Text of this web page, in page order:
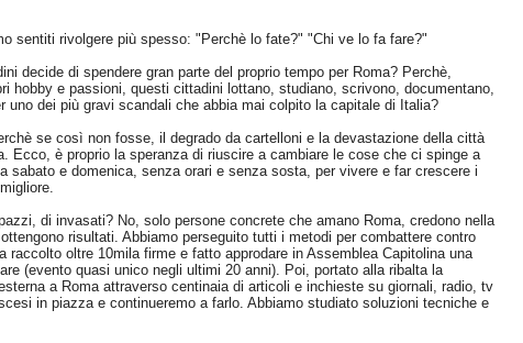
sentiti rivolgere più spesso: "Perchè lo fate?" "Chi ve lo fa fare?"
decide di spendere gran parte del proprio tempo per Roma? Perchè,
hobby e passioni, questi cittadini lottano, studiano, scrivono, documentano,
uno dei più gravi scandali che abbia mai colpito la capitale di Italia?
se così non fosse, il degrado da cartelloni e la devastazione della città
Ecco, è proprio la speranza di riuscire a cambiare le cose che ci spinge a
sabato e domenica, senza orari e senza sosta, per vivere e far crescere i
di invasati? No, solo persone concrete che amano Roma, credono nella
risultati. Abbiamo perseguito tutti i metodi per combattere contro
raccolto oltre 10mila firme e fatto approdare in Assemblea Capitolina una
(evento quasi unico negli ultimi 20 anni). Poi, portato alla ribalta la
a Roma attraverso centinaia di articoli e inchieste su giornali, radio, tv
in piazza e continueremo a farlo. Abbiamo studiato soluzioni tecniche e